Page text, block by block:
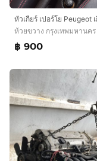
ห้วยขวาง กรุงเทพมหานคร
฿ 900